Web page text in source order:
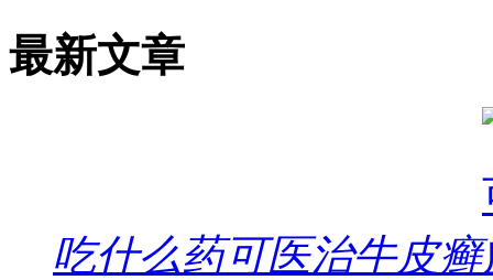
最新文章
吃什么药可医治牛皮癣